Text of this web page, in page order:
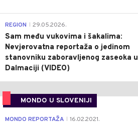
REGION 29.05.2026.
Sam među vukovima i šakalima:
Nevjerovatna reportaža o jedinom
stanovniku zaboravljenog zaseoka u
Dalmaciji (VIDEO)
MONDO U SLOVENIJI
MONDO REPORTAŽA 16.02.2021.